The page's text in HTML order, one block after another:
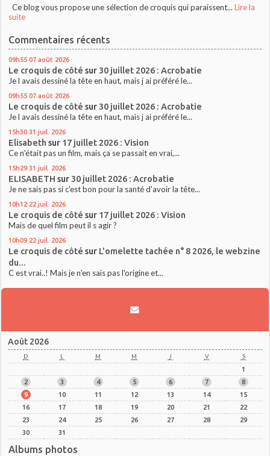
Ce blog vous propose une sélection de croquis qui paraissent... Lire la
suite
Commentaires récents
09h55 07 août 2026
Le croquis de côté sur 30 juillet 2026 : Acrobatie
Je l avais dessiné la tête en haut, mais j ai préféré le...
09h55 07 août 2026
Le croquis de côté sur 30 juillet 2026 : Acrobatie
Je l avais dessiné la tête en haut, mais j ai préféré le...
15h30 31 juil. 2026
Elisabeth sur 17 juillet 2026 : Vision
Ce n'était pas un film, mais ça se passait en vrai,...
15h29 31 juil. 2026
ELISABETH sur 30 juillet 2026 : Acrobatie
Je ne sais pas si c'est bon pour la santé d'avoir la tête...
10h12 22 juil. 2026
Le croquis de côté sur 17 juillet 2026 : Vision
Mais de quel film peut il s agir ?
10h09 22 juil. 2026
Le croquis de côté sur L'omelette tachée n° 8 2026, le webzine
du...
C est vrai..! Mais je n'en sais pas l'origine et...
Août 2026
D L M M J V S
1
2
3 4 5 6 7
8
9
10 11 12 13 14
15
16
17 18 19 20 21
22
23
24 25 26 27 28
29
30
31
Albums photos